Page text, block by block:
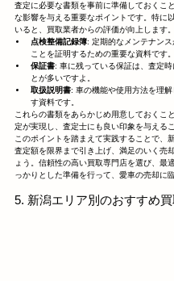
査定に必要な書類を事前に準備しておくこ
な影響を与える重要なポイントです。特に
いると、買取業者からの評価が向上します。
点検整備記録簿: 定期的なメンテナン
ことを証明するための重要な資料です。
保証書: 車に残っている保証は、査定時
とが多いですよ。
取扱説明書: 車の機能や使用方法を理
す資料です。
これらの書類をあらかじめ用意しておくこ
定が実現し、査定士にも良い印象を与える
このポイントを踏まえて実践することで、
査定額を限界まで引き上げ、満足のいく売
ょう。信頼性の高い買取専門店を選び、最
っかりとした準備を行って、愛車の売却に
5. 新潟エリア別のおすすめ